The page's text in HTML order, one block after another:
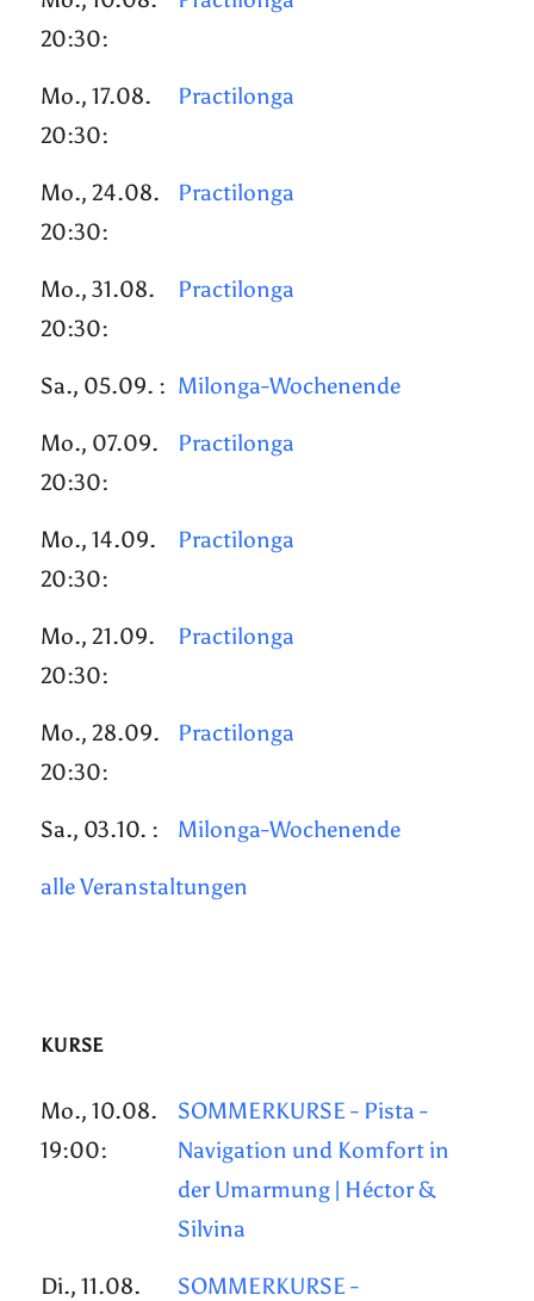
20:30:
Mo., 17.08.
20:30:
Practilonga
Mo., 24.08.
20:30:
Practilonga
Mo., 31.08.
20:30:
Practilonga
Sa., 05.09. : Milonga-Wochenende
Mo., 07.09.
20:30:
Practilonga
Mo., 14.09.
20:30:
Practilonga
Mo., 21.09.
20:30:
Practilonga
Mo., 28.09.
20:30:
Practilonga
Sa., 03.10. : Milonga-Wochenende
alle Veranstaltungen
KURSE
Mo., 10.08.
19:00:
SOMMERKURSE - Pista -
Navigation und Komfort in
der Umarmung | Héctor &
Silvina
Di., 11.08.
SOMMERKURSE -